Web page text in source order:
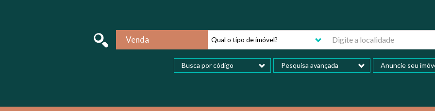
Venda Qual o tipo de imóvel?
Busca por código Pesquisa avançada Anuncie seu